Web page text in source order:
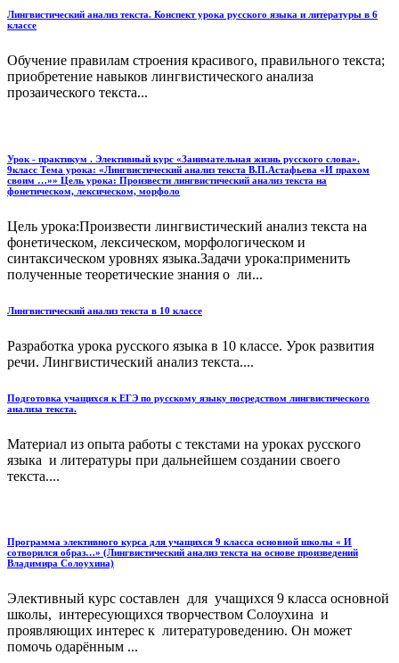
Лингвистический анализ текста. Конспект урока русского языка и литературы в 6
классе
Обучение правилам строения красивого, правильного текста;
приобретение навыков лингвистического анализа
прозаического текста...
Урок - практикум . Элективный курс «Занимательная жизнь русского слова».
9класс Тема урока: «Лингвистический анализ текста В.П.Астафьева «И прахом
своим …»» Цель урока: Произвести лингвистический анализ текста на
фонетическом, лексическом, морфоло
Цель урока:Произвести лингвистический анализ текста на
фонетическом, лексическом, морфологическом и
синтаксическом уровнях языка.Задачи урока:применить
полученные теоретические знания о ли...
Лингвистический анализ текста в 10 классе
Разработка урока русского языка в 10 классе. Урок развития
речи. Лингвистический анализ текста....
Подготовка учащихся к ЕГЭ по русскому языку посредством лингвистического
анализа текста.
Материал из опыта работы с текстами на уроках русского
языка и литературы при дальнейшем создании своего
текста....
Программа элективного курса для учащихся 9 класса основной школы « И
сотворился образ…» (Лингвистический анализ текста на основе произведений
Владимира Солоухина)
Элективный курс составлен для учащихся 9 класса основной
школы, интересующихся творчеством Солоухина и
проявляющих интерес к литературоведению. Он может
помочь одарённым ...